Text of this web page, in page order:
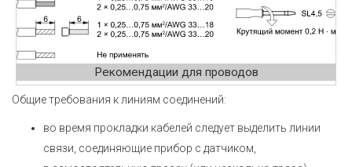
Рекомендации для проводов
Общие требования к линиям соединений:
во время прокладки кабелей следует выделить линии
связи, соединяющие прибор с датчиком,